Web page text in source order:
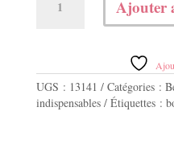
Ajouter
UGS : 13141 Catégories :
indispensables
Étiquettes :